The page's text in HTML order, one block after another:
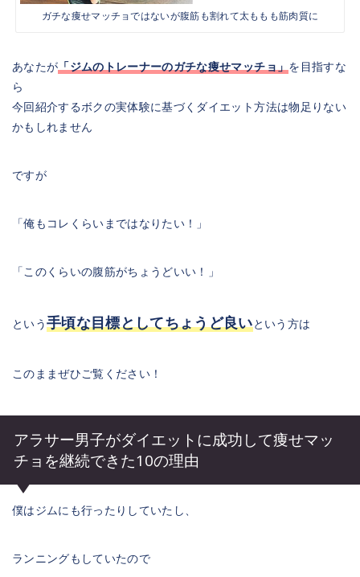
ガチな痩せマッチョではないが腹筋も割れて太ももも筋肉質に
あなたが「ジムのトレーナーのガチな痩せマッチョ」を目指すな
ら
今回紹介するボクの実体験に基づくダイエット方法は物足りない
かもしれません
ですが
「俺もコレくらいまではなりたい！」
「このくらいの腹筋がちょうどいい！」
という手頃な目標としてちょうど良いという方は
このままぜひご覧ください！
アラサー男子がダイエットに成功して痩せマッ
チョを継続できた10の理由
僕はジムにも行ったりしていたし、
ランニングもしていたので